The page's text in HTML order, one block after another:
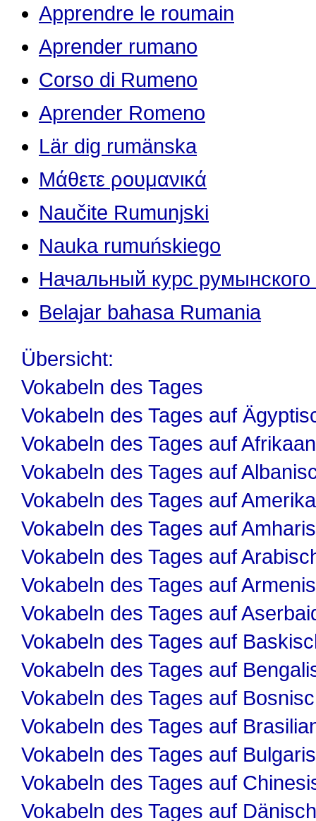
Apprendre le roumain
Aprender rumano
Corso di Rumeno
Aprender Romeno
Lär dig rumänska
Μάθετε ρουμανικά
Naučite Rumunjski
Nauka rumuńskiego
Начальный курс румынского
Belajar bahasa Rumania
Übersicht:
Vokabeln des Tages
Vokabeln des Tages auf
Vokabeln des Tages auf
Vokabeln des Tages auf
Vokabeln des Tages auf
Vokabeln des Tages auf
Vokabeln des Tages auf
Vokabeln des Tages auf
Vokabeln des Tages auf
Vokabeln des Tages auf
Vokabeln des Tages auf
Vokabeln des Tages auf
Vokabeln des Tages auf
Vokabeln des Tages auf
Vokabeln des Tages auf
Vokabeln des Tages auf Dänisch